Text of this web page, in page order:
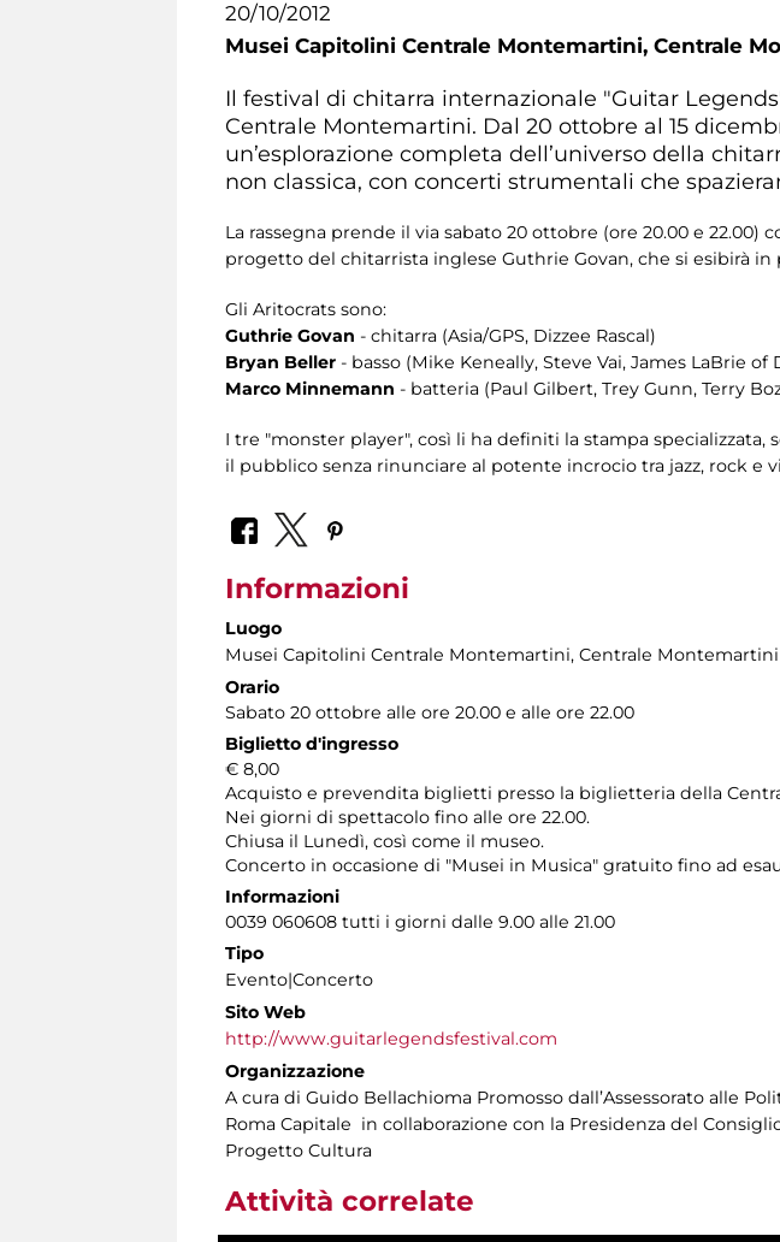
20/10/2012
Musei Capitolini Centrale Montemartini, Centrale
Il festival di chitarra internazionale "Guitar
Centrale Montemartini. Dal 20 ottobre al 15
un’esplorazione completa dell’universo della
non classica, con concerti strumentali che
La rassegna prende il via sabato 20 ottobre (ore 20.00 e
progetto del chitarrista inglese Guthrie Govan, che si esibirà in
Gli Aritocrats sono:
Guthrie Govan - chitarra (Asia/GPS, Dizzee Rascal)
Bryan Beller - basso (Mike Keneally, Steve Vai, James LaBrie
Marco Minnemann - batteria (Paul Gilbert, Trey Gunn, Terry
I tre "monster player", così li ha definiti la stampa
il pubblico senza rinunciare al potente incrocio tra jazz, rock e
Informazioni
Luogo
Musei Capitolini Centrale Montemartini, Centrale Montemartini
Orario
Sabato 20 ottobre alle ore 20.00 e alle ore 22.00
Biglietto d'ingresso
€ 8,00
Acquisto e prevendita biglietti presso la biglietteria della
Nei giorni di spettacolo fino alle ore 22.00.
Chiusa il Lunedì, così come il museo.
Concerto in occasione di "Musei in Musica" gratuito fino ad
Informazioni
0039 060608 tutti i giorni dalle 9.00 alle 21.00
Tipo
Evento|Concerto
Sito Web
http://www.guitarlegendsfestival.com
Organizzazione
A cura di Guido Bellachioma Promosso dall’Assessorato alle
Roma Capitale in collaborazione con la Presidenza del
Progetto Cultura
Attività correlate